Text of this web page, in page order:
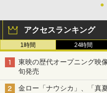
●
アクセスランキング
1時間 24時間
東映の歴代オープニング映
旬発売
金ロー「ナウシカ」、「真